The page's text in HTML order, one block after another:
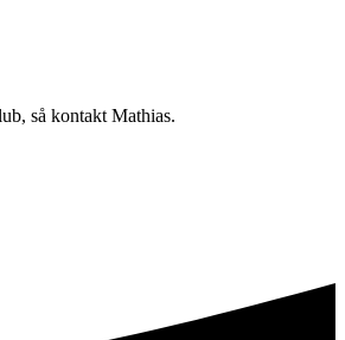
så kontakt Mathias.